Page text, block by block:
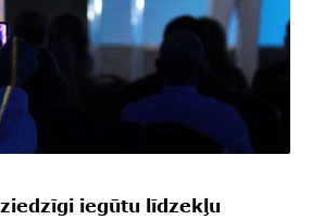
iegūtu līdzekļu